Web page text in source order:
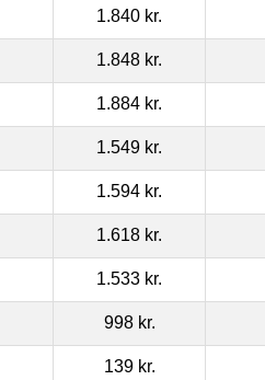
1.840 kr.
1.848 kr.
1.884 kr.
1.549 kr.
1.594 kr.
1.618 kr.
1.533 kr.
998 kr.
139 kr.